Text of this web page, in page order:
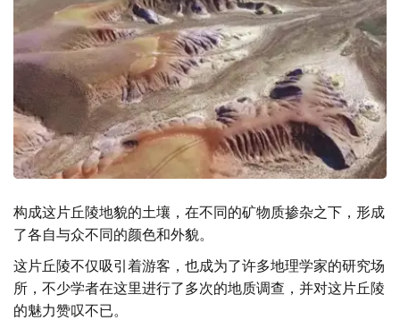
构成这片丘陵地貌的土壤，在不同的矿物质掺杂之下，形成
了各自与众不同的颜色和外貌。
这片丘陵不仅吸引着游客，也成为了许多地理学家的研究场
所，不少学者在这里进行了多次的地质调查，并对这片丘陵
的魅力赞叹不已。